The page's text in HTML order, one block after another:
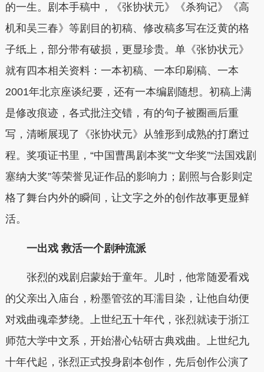
的一生。剧本手稿中，《张协状元》《杀狗记》《高
机和吴三春》等剧目的初稿、修改稿多写在泛黄的格
子纸上，部分带有破损，更显珍贵。 单《张协状元》
就有四本相关资料：一本初稿、一本印刷稿、一本
2001年北京座谈纪要，还有一本编剧随想。初稿上满
是修改痕迹，各式批注交错，有的句子被圈画后重
写，清晰展现了《张协状元》从雏形到成熟的打磨过
程。奖项证书里，“中国曹禺剧本奖”“文华奖”“法国戏剧
塞纳大奖”等荣誉见证作品的影响力；剧照与合影则定
格了舞台内外的瞬间，让文字之外的创作故事更显鲜
活。
一出戏 救活一个剧种流派
张烈的戏剧启蒙始于童年。儿时，他常随爱看戏
的父亲出入庙台，粉墨管弦的耳濡目染，让他自幼便
对戏曲魂牵梦绕。上世纪五十年代，张烈就读于浙江
师范大学中文系，开始潜心钻研古典戏曲。上世纪九
十年代起，张烈正式投身剧本创作，先后创作公演了